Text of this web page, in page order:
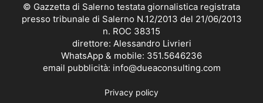
© Gazzetta di Salerno testata giornalistica registrata
presso tribunale di Salerno N.12/2013 del 21/06/2013
n. ROC 38315
direttore: Alessandro Livrieri
WhatsApp & mobile: 351.5646236
email pubblicità: info@dueaconsulting.com
Privacy policy